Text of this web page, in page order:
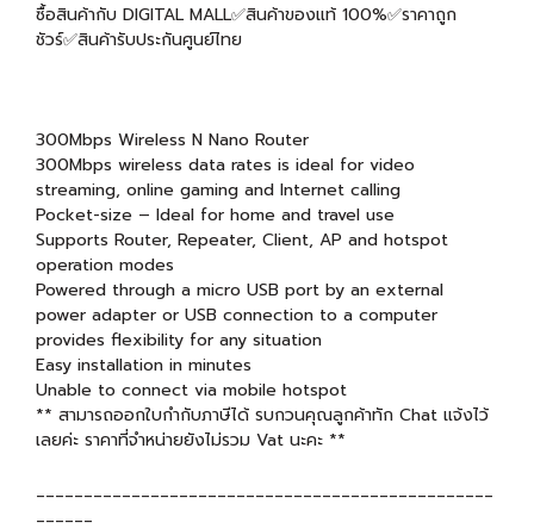
ซื้อสินค้ากับ DIGITAL MALL✅สินค้าของแท้ 100%✅ราคาถูก
ชัวร์✅สินค้ารับประกันศูนย์ไทย
300Mbps Wireless N Nano Router
300Mbps wireless data rates is ideal for video
streaming, online gaming and Internet calling
Pocket-size – Ideal for home and travel use
Supports Router, Repeater, Client, AP and hotspot
operation modes
Powered through a micro USB port by an external
power adapter or USB connection to a computer
provides flexibility for any situation
Easy installation in minutes
Unable to connect via mobile hotspot
** สามารถออกใบกำกับภาษีได้ รบกวนคุณลูกค้าทัก Chat แจ้งไว้
เลยค่ะ ราคาที่จำหน่ายยังไม่รวม Vat นะคะ **
________________________________________________
______